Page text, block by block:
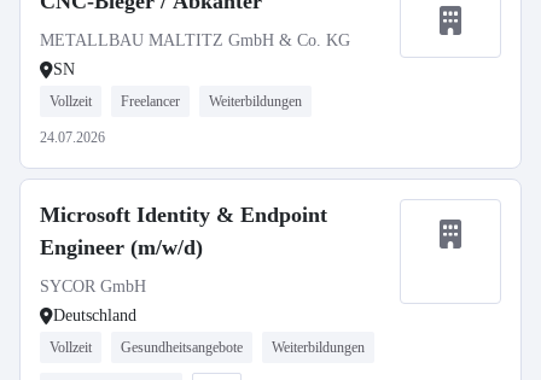
METALLBAU MALTITZ GmbH & Co. KG
SN
Vollzeit Freelancer Weiterbildungen
24.07.2026
Microsoft Identity & Endpoint
Engineer (m/w/d)
SYCOR GmbH
Deutschland
Vollzeit Gesundheitsangebote Weiterbildungen